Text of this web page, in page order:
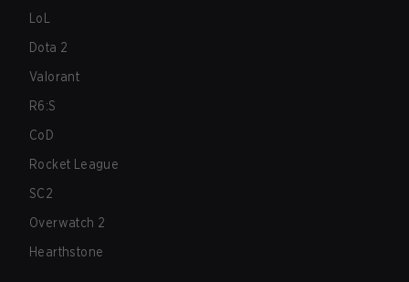
LoL
Dota 2
Valorant
R6:S
CoD
Rocket League
SC2
Overwatch 2
Hearthstone